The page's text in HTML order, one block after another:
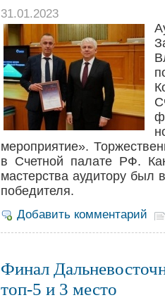
31.01.2023
мероприятие».
в Счетной палате РФ.
мастерства аудитору
победителя.
Добавить комментарий
Финал
топ-5 и 3 место